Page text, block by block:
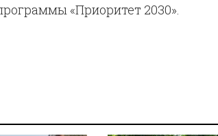
«Приоритет 2030».